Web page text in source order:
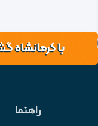
راهنما